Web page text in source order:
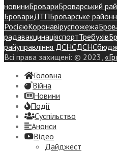
новиниБровариБроварський
БровариДТПБроварське
РосієюКоронавіруспожежа
радавакцинаціяспортТребухів
райуправління ДСНСДСНС
Всі права захищені: © 2023,
Головна
Війна
Новини
Події
Суспiльство
Анонси
Відео
Дайджест